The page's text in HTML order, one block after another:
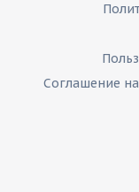
Соглашение